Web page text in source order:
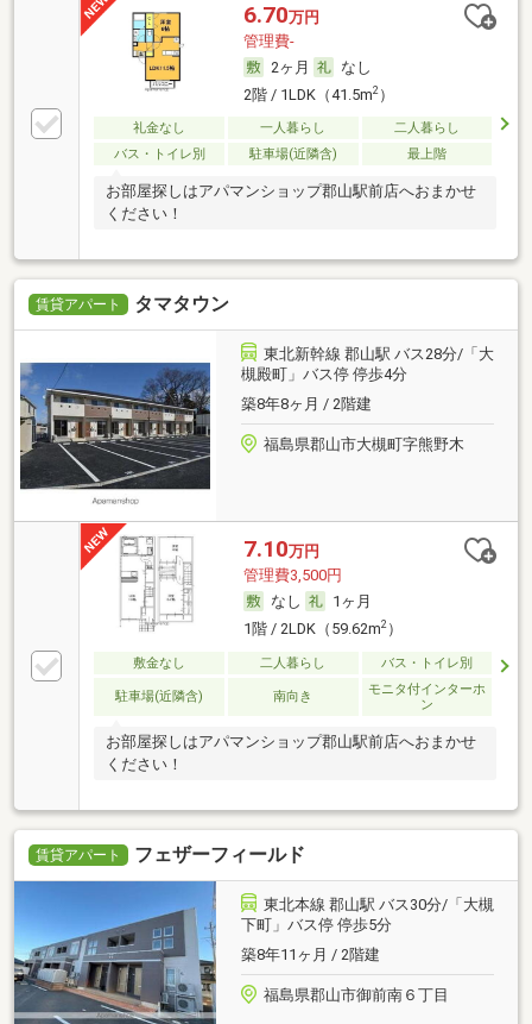
6.70万円
管理費-
2ヶ月
なし
2階 / 1LDK（41.5m2）
礼金なし 一人暮らし
二人暮らし
バス・トイレ別
駐車場(近隣含) 最上階
お部屋探しはアパマンショップ郡山駅前店へおまかせ
ください！
賃貸アパート タマタウン
東北新幹線 郡山駅 バス28分/「大
槻殿町」バス停 停歩4分
築8年8ヶ月 / 2階建
福島県郡山市大槻町字熊野木
7.10万円
管理費3,500円
なし
1ヶ月
1階 / 2LDK（59.62m2）
敷金なし 二人暮らし バス・トイレ別
駐車場(近隣含) 南向き
モニタ付インターホ
ン
お部屋探しはアパマンショップ郡山駅前店へおまかせ
ください！
賃貸アパート フェザーフィールド
東北本線 郡山駅 バス30分/「大槻
下町」バス停 停歩5分
築8年11ヶ月 / 2階建
福島県郡山市御前南６丁目